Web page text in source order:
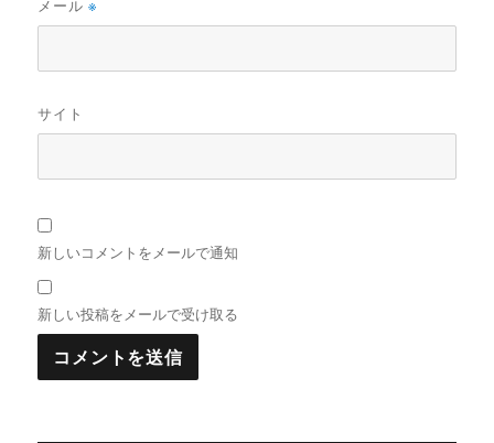
メール※
サイト
新しいコメントをメールで通知
新しい投稿をメールで受け取る